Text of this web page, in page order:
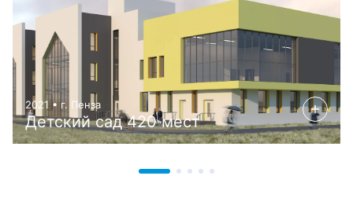
2021 • г. Пенза
Детский сад 420 мест